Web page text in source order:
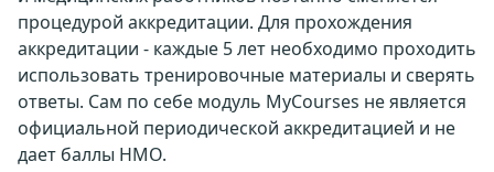
процедурой аккредитации. Для прохождения
аккредитации - каждые 5 лет необходимо проходить
использовать тренировочные материалы и сверять
ответы. Сам по себе модуль MyCourses не является
официальной периодической аккредитацией и не
дает баллы НМО.